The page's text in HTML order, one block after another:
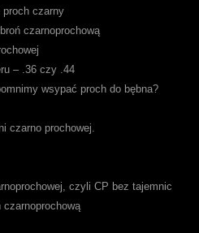
proch czarny
czarnoprochową
– .36 czy .44
wsypać proch do bębna?
czarno prochowej.
czyli CP bez tajemnic